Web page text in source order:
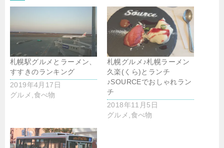
札幌駅グルメとラーメン、
すすきのランキング
2019年4月17日
グルメ,食べ物
札幌グルメ♪札幌ラーメン
久楽(くら)とランチ
♪SOURCEでおしゃれラン
チ
2018年11月5日
グルメ,食べ物